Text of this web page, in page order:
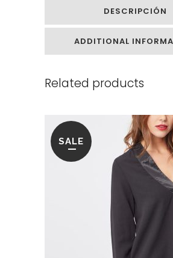
DESCRIPCIÓN
ADDITIONAL
Related products
SALE